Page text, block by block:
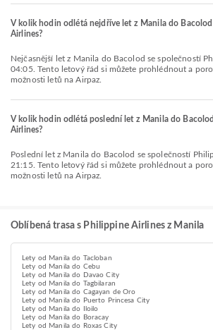
V kolik hodin odlétá nejdříve let z Manila do
Airlines?
Nejčasnější let z Manila do Bacolod se společností Philippine Airlines odlétá v
04:05. Tento letový řád si můžete prohlédnout a
možnosti letů na Airpaz.
V kolik hodin odlétá poslední let z Manila do
Airlines?
Poslední let z Manila do Bacolod se společností Philippine Airlines odlétá v
21:15. Tento letový řád si můžete prohlédnout a
možnosti letů na Airpaz.
Oblíbená trasa s Philippine Airlines z Manila
Lety od Manila do Tacloban
Lety od Manila do Cebu
Lety od Manila do Davao City
Lety od Manila do Tagbilaran
Lety od Manila do Cagayan de Oro
Lety od Manila do Puerto Princesa City
Lety od Manila do Iloilo
Lety od Manila do Boracay
Lety od Manila do Roxas City